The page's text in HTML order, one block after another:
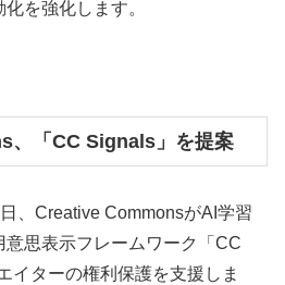
を強化します。
、「CC Signals」を提案
、Creative CommonsがAI学習
思表示フレームワーク「CC
イターの権利保護を支援しま